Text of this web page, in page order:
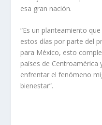
esa gran nación.
“Es un planteamiento
estos días por parte del
para México, esto
países de Centroamérica
enfrentar el fenómeno
bienestar”.